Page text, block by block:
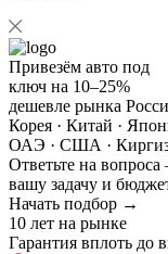
Привезём авто под
ключ на 10–25%
дешевле рынка
Корея · Китай ·
ОАЭ · США ·
Ответьте на вопроса
вашу задачу и
Начать подбор →
10 лет на рынке
Гарантия вплоть до